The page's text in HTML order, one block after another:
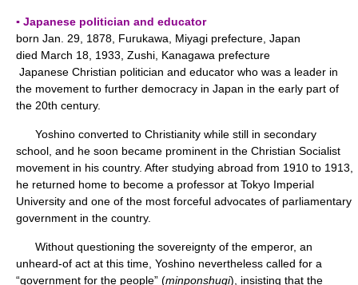
▪ Japanese politician and educator
born Jan. 29, 1878, Furukawa, Miyagi prefecture, Japan
died March 18, 1933, Zushi, Kanagawa prefecture
Japanese Christian politician and educator who was a leader in
the movement to further democracy in Japan in the early part of
the 20th century.
Yoshino converted to Christianity while still in secondary
school, and he soon became prominent in the Christian Socialist
movement in his country. After studying abroad from 1910 to 1913,
he returned home to become a professor at Tokyo Imperial
University and one of the most forceful advocates of parliamentary
government in the country.
Without questioning the sovereignty of the emperor, an
unheard-of act at this time, Yoshino nevertheless called for a
“government for the people” (minponshugi), insisting that the